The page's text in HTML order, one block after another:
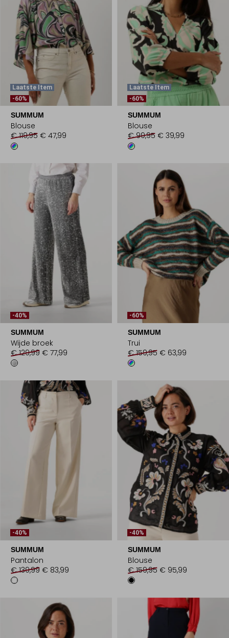
Laatste Item
-60%
SUMMUM
Blouse
€ 119,95 € 47,99
Laatste Item
-60%
SUMMUM
Blouse
€ 99,95 € 39,99
-40%
SUMMUM
Wijde broek
€ 129,99 € 77,99
-60%
SUMMUM
Trui
€ 159,95 € 63,99
-40%
SUMMUM
Pantalon
€ 139,99 € 83,99
-40%
SUMMUM
Blouse
€ 159,95 € 95,99